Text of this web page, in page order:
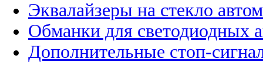
Эквалайзеры на стекло
Обманки для светодиодных
Дополнительные стоп-